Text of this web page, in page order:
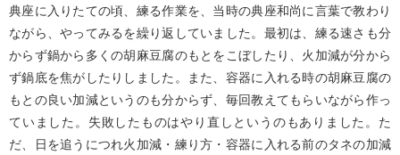
典座に入りたての頃、練る作業を、当時の典座和尚に言葉で教わり
ながら、やってみるを繰り返していました。最初は、練る速さも分
からず鍋から多くの胡麻豆腐のもとをこぼしたり、火加減が分から
ず鍋底を焦がしたりしました。また、容器に入れる時の胡麻豆腐の
もとの良い加減というのも分からず、毎回教えてもらいながら作っ
ていました。失敗したものはやり直しというのもありました。た
だ、日を追うにつれ火加減・練り方・容器に入れる前のタネの加減